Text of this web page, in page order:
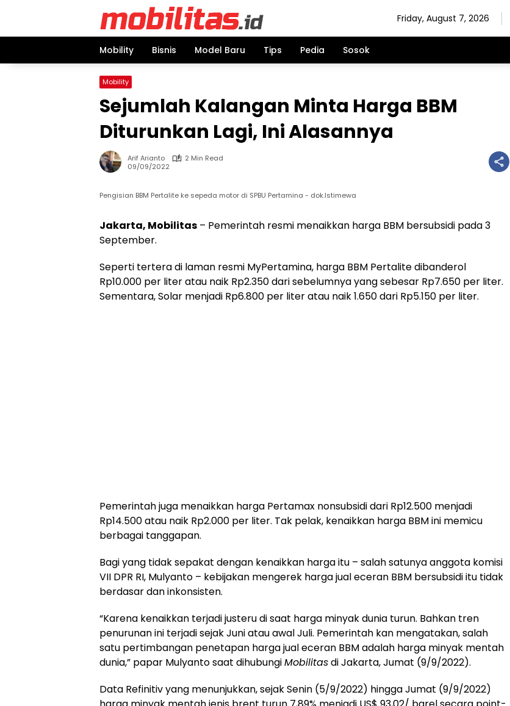
Friday, August 7, 2026
Mobility Bisnis Model Baru Tips Pedia Sosok
Mobility
Sejumlah Kalangan Minta Harga BBM
Diturunkan Lagi, Ini Alasannya
Arif Arianto
2 Min Read
09/09/2022
Pengisian BBM Pertalite ke sepeda motor di SPBU Pertamina - dok.Istimewa
Jakarta, Mobilitas – Pemerintah resmi menaikkan harga BBM bersubsidi pada 3
September.
Seperti tertera di laman resmi MyPertamina, harga BBM Pertalite dibanderol
Rp10.000 per liter atau naik Rp2.350 dari sebelumnya yang sebesar Rp7.650 per liter.
Sementara, Solar menjadi Rp6.800 per liter atau naik 1.650 dari Rp5.150 per liter.
Pemerintah juga menaikkan harga Pertamax nonsubsidi dari Rp12.500 menjadi
Rp14.500 atau naik Rp2.000 per liter. Tak pelak, kenaikkan harga BBM ini memicu
berbagai tanggapan.
Bagi yang tidak sepakat dengan kenaikkan harga itu – salah satunya anggota komisi
VII DPR RI, Mulyanto – kebijakan mengerek harga jual eceran BBM bersubsidi itu tidak
berdasar dan inkonsisten.
“Karena kenaikkan terjadi justeru di saat harga minyak dunia turun. Bahkan tren
penurunan ini terjadi sejak Juni atau awal Juli. Pemerintah kan mengatakan, salah
satu pertimbangan penetapan harga jual eceran BBM adalah harga minyak mentah
dunia,” papar Mulyanto saat dihubungiMobilitasdi Jakarta, Jumat (9/9/2022).
Data Refinitiv yang menunjukkan, sejak Senin (5/9/2022) hingga Jumat (9/9/2022)